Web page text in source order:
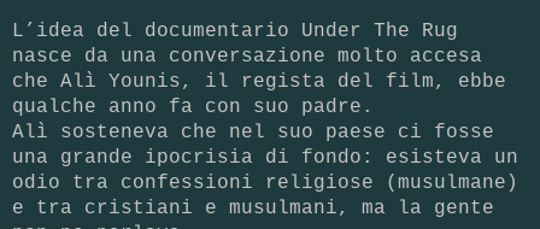
L’idea del documentario Under The Rug
nasce da una conversazione molto accesa
che Alì Younis, il regista del film, ebbe
qualche anno fa con suo padre.
Alì sosteneva che nel suo paese ci fosse
una grande ipocrisia di fondo: esisteva un
odio tra confessioni religiose (musulmane)
e tra cristiani e musulmani, ma la gente